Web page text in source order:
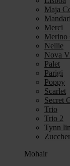
Maja
Merci
Merino
Nellie
Nova
Palet
Parigi
Poppy
Scarlet
Secret
Trio
Trio 2
Tynn
Mohair